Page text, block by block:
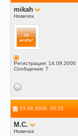
mikah
Новичок
Регистрация: 14.09.2006
Сообщения: 7
23.09.2006, 05:22
M.C.
Новичок